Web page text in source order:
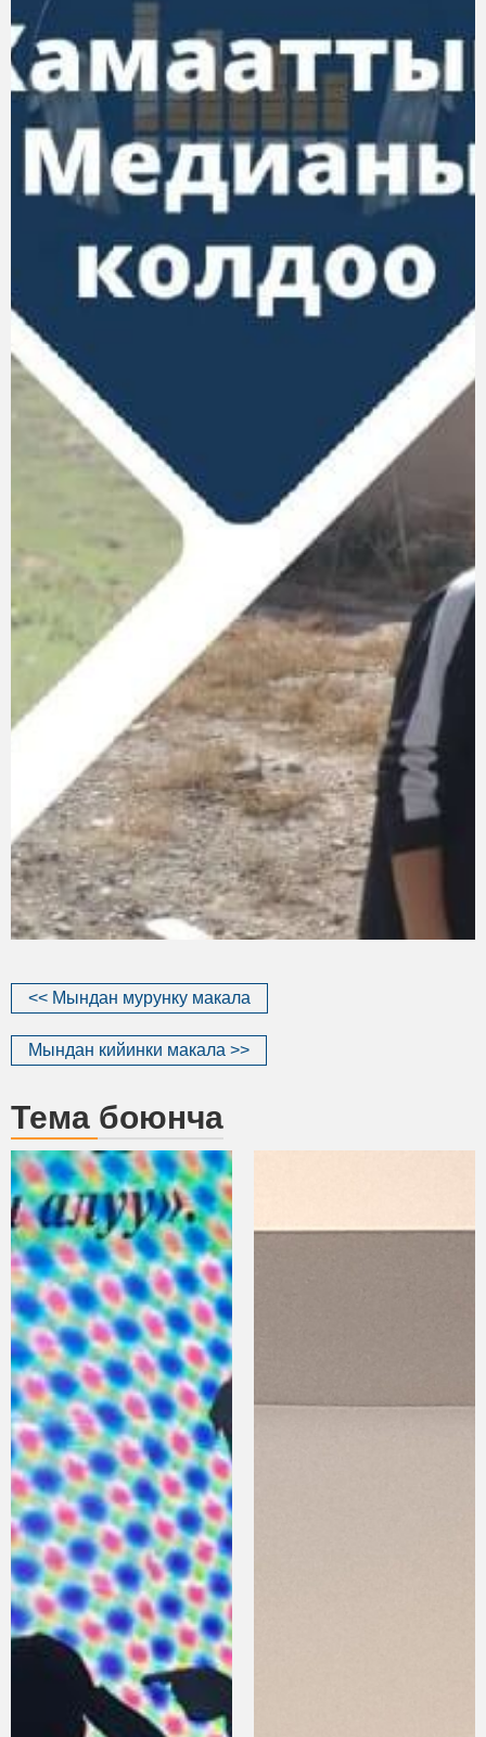
<< Мындан мурунку макала
Мындан кийинки макала >>
Тема боюнча